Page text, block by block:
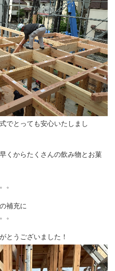
でとっても安心いたしまし
くからたくさんの飲み物とお菓
。
補充に
。
とうございました！